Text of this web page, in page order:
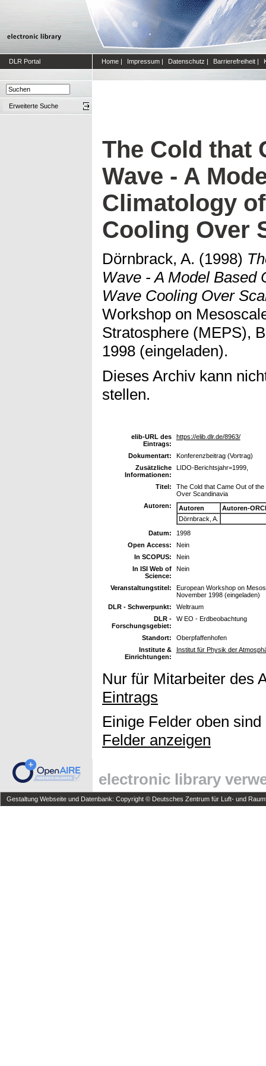
DLR Portal Home | Impressum | Datenschutz | Barrierefreiheit |
Erweiterte Suche
The Cold that
Wave - A
Climatology
Cooling Over
Dörnbrack, A. (1998)
Wave - A Model Based
Wave Cooling Over
Workshop on
Stratosphere (MEPS),
1998 (eingeladen).
Dieses Archiv kann
stellen.
elib-URL des
Eintrags:
https://elib.dlr.de/8963/
Dokumentart:
Konferenzbeitrag (Vortrag)
Zusätzliche
Informationen:
LIDO-Berichtsjahr=1999,
Titel:
The Cold that Came Out of
Over Scandinavia
Autoren:
Autoren
Autoren-
Dörnbrack, A.
Datum:
1998
Open Access:
Nein
In SCOPUS:
Nein
In ISI Web of
Science:
Nein
Veranstaltungstitel:
European Workshop on
November 1998 (eingeladen)
DLR - Schwerpunkt:
Weltraum
DLR -
Forschungsgebiet:
W EO - Erdbeobachtung
Standort:
Oberpfaffenhofen
Institute &
Einrichtungen:
Institut für Physik der
Nur für Mitarbeiter des
Eintrags
Einige Felder oben
Felder anzeigen
electronic library
Gestaltung Webseite und Datenbank: Copyright © Deutsches Zentrum für Luft- und